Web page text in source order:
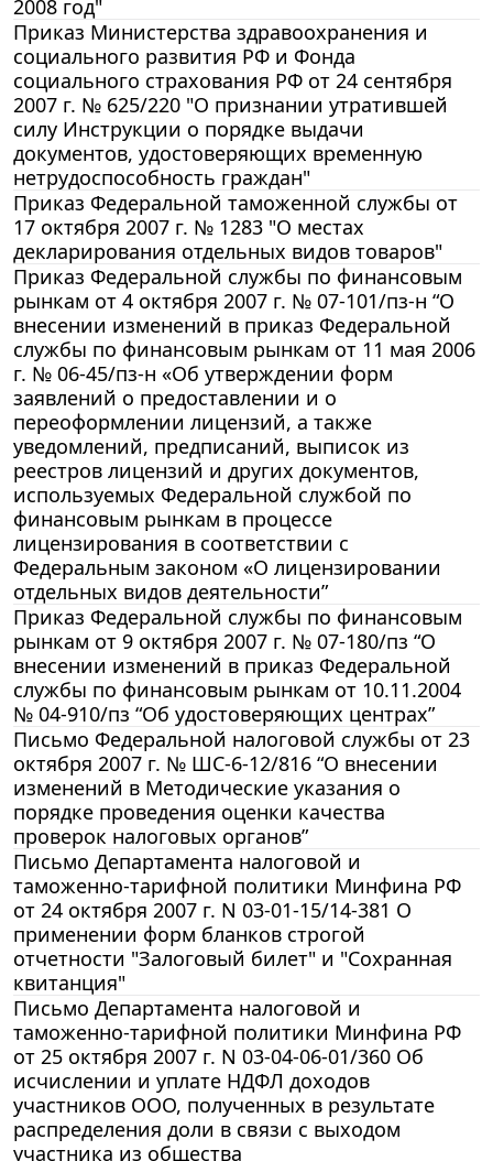
2008 год"
Приказ Министерства здравоохранения и
социального развития РФ и Фонда
социального страхования РФ от 24 сентября
2007 г. № 625/220 "О признании утратившей
силу Инструкции о порядке выдачи
документов, удостоверяющих временную
нетрудоспособность граждан"
Приказ Федеральной таможенной службы от
17 октября 2007 г. № 1283 "О местах
декларирования отдельных видов товаров"
Приказ Федеральной службы по финансовым
рынкам от 4 октября 2007 г. № 07-101/пз-н “О
внесении изменений в приказ Федеральной
службы по финансовым рынкам от 11 мая 2006
г. № 06-45/пз-н «Об утверждении форм
заявлений о предоставлении и о
переоформлении лицензий, а также
уведомлений, предписаний, выписок из
реестров лицензий и других документов,
используемых Федеральной службой по
финансовым рынкам в процессе
лицензирования в соответствии с
Федеральным законом «О лицензировании
отдельных видов деятельности”
Приказ Федеральной службы по финансовым
рынкам от 9 октября 2007 г. № 07-180/пз “О
внесении изменений в приказ Федеральной
службы по финансовым рынкам от 10.11.2004
№ 04-910/пз “Об удостоверяющих центрах”
Письмо Федеральной налоговой службы от 23
октября 2007 г. № ШС-6-12/816 “О внесении
изменений в Методические указания о
порядке проведения оценки качества
проверок налоговых органов”
Письмо Департамента налоговой и
таможенно-тарифной политики Минфина РФ
от 24 октября 2007 г. N 03-01-15/14-381 О
применении форм бланков строгой
отчетности "Залоговый билет" и "Сохранная
квитанция"
Письмо Департамента налоговой и
таможенно-тарифной политики Минфина РФ
от 25 октября 2007 г. N 03-04-06-01/360 Об
исчислении и уплате НДФЛ доходов
участников ООО, полученных в результате
распределения доли в связи с выходом
участника из общества